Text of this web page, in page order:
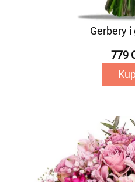
Gerbery i
779